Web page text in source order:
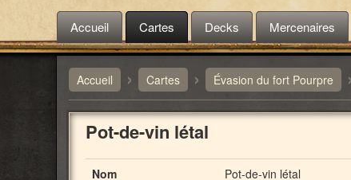
Accueil Cartes Decks Mercenaires
Accueil › Cartes › Évasion du fort Pourpre ›
Pot-de-vin létal
Nom
Pot-de-vin létal